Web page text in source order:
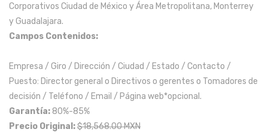
ual
me
Fe
s
Corporativos Ciudad de México y Área Metropolitana, Monterrey
y Guadalajara.
Campos Contenidos:
Empresa / Giro / Dirección / Ciudad / Estado / Contacto /
Puesto: Director general o Directivos o gerentes o Tomadores de
decisión / Teléfono / Email / Página web*opcional.
Garantía: 80%-85%
Precio Original:$18,568.00 MXN